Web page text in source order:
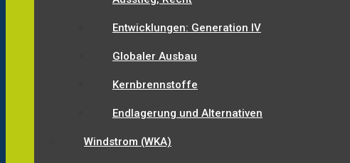
Entwicklungen: Generation IV
Globaler Ausbau
Kernbrennstoffe
Endlagerung und Alternativen
Windstrom (WKA)